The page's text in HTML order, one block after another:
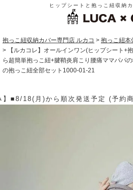
ヒップシートと抱っこ紐収納
抱っこ紐収納カバー専門店 ルカコ
抱っこ紐本
【ルカコレ】オールインワン(ヒップシート+
ら超簡単抱っこ紐+腱鞘炎肩こり腰痛ママパパ
の抱っこ紐全部セット1000-01-21
【送料】ゆうパケット400円(全